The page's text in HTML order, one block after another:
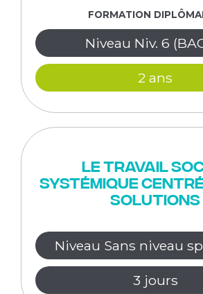
FORMATION
Niveau Niv. 6
2 ans
Le travail
systémique
solutions
Niveau Sans niveau
3 jours